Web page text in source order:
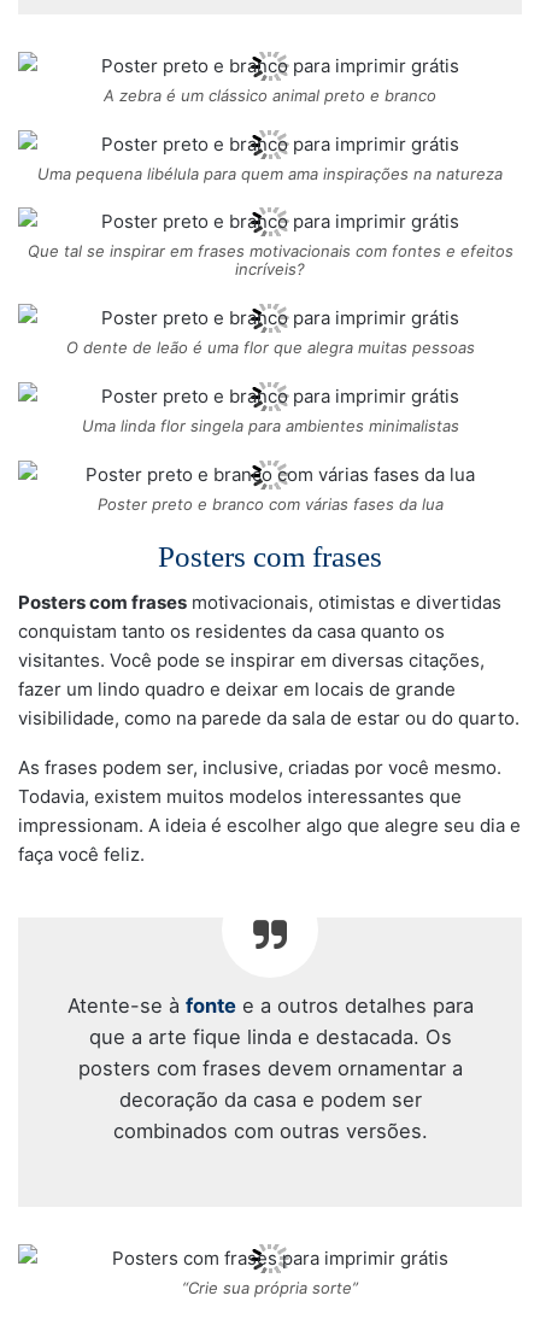
A zebra é um clássico animal preto e branco
Uma pequena libélula para quem ama inspirações na natureza
Que tal se inspirar em frases motivacionais com fontes e efeitos
incríveis?
O dente de leão é uma flor que alegra muitas pessoas
Uma linda flor singela para ambientes minimalistas
Poster preto e branco com várias fases da lua
Posters com frases
Posters com frases motivacionais, otimistas e divertidas
conquistam tanto os residentes da casa quanto os
visitantes. Você pode se inspirar em diversas citações,
fazer um lindo quadro e deixar em locais de grande
visibilidade, como na parede da sala de estar ou do quarto.
As frases podem ser, inclusive, criadas por você mesmo.
Todavia, existem muitos modelos interessantes que
impressionam. A ideia é escolher algo que alegre seu dia e
faça você feliz.
Atente-se à fontee a outros detalhes para
que a arte fique linda e destacada. Os
posters com frases devem ornamentar a
decoração da casa e podem ser
combinados com outras versões.
“Crie sua própria sorte”